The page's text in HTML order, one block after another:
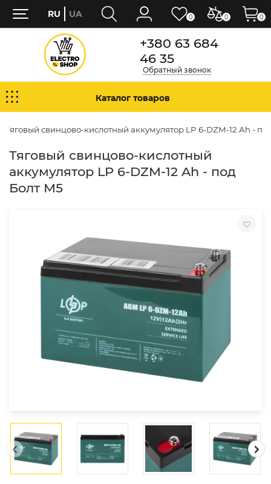
+380 63 684
46 35
Обратный звонок
Каталог товаров
Тяговый свинцово-кислотный аккумулятор LP 6-DZM-12 Ah -
Тяговый свинцово-кислотный
аккумулятор LP 6-DZM-12 Ah - под
Болт М5
0 0
RU UA 0